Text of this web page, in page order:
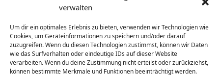
verwalten
Um dir ein optimales Erlebnis zu bieten, verwenden wir Technologien wie
Cookies, um Geräteinformationen zu speichern und/oder darauf
zuzugreifen. Wenn du diesen Technologien zustimmst, können wir Daten
wie das Surfverhalten oder eindeutige IDs auf dieser Website
verarbeiten. Wenn du deine Zustimmung nicht erteilst oder zurückziehst,
können bestimmte Merkmale und Funktionen beeinträchtigt werden.